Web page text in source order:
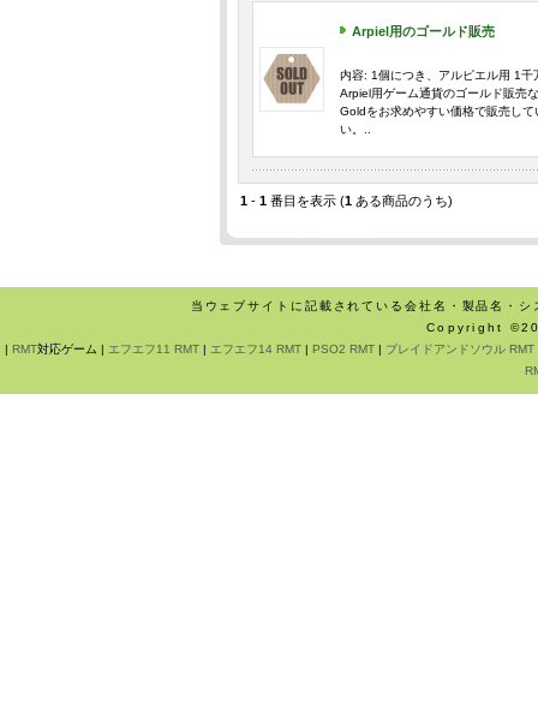
Arpiel用のゴールド販売
内容: 1個につき、アルピエル用 1
Arpiel用ゲーム通貨のゴールド販売
Goldをお求めやすい価格で販売し
い。..
1 - 1 番目を表示 (1 ある商品のうち)
当ウェブサイトに記載されている会社名・製品名・
Copyright
| RMT対応ゲーム | エフエフ11 RMT| エフエフ14 RMT| PSO2 RMT| ブレイドアンドソウル RMT